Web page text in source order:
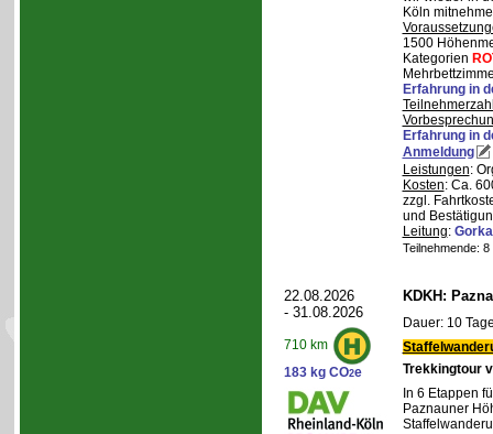
Köln
1500
Kategorien
Erfahrung in
Erfahrung in
Anmeldung
Leistungen:
Kosten: Ca.
zzgl.
und
Leitung:
Teilnehmende:
22.08.2026
- 31.08.2026
710 km
183 kg CO2e
KDKH:
Dauer: 10
Trekkingtour
In 6 Etappen
Paznauner